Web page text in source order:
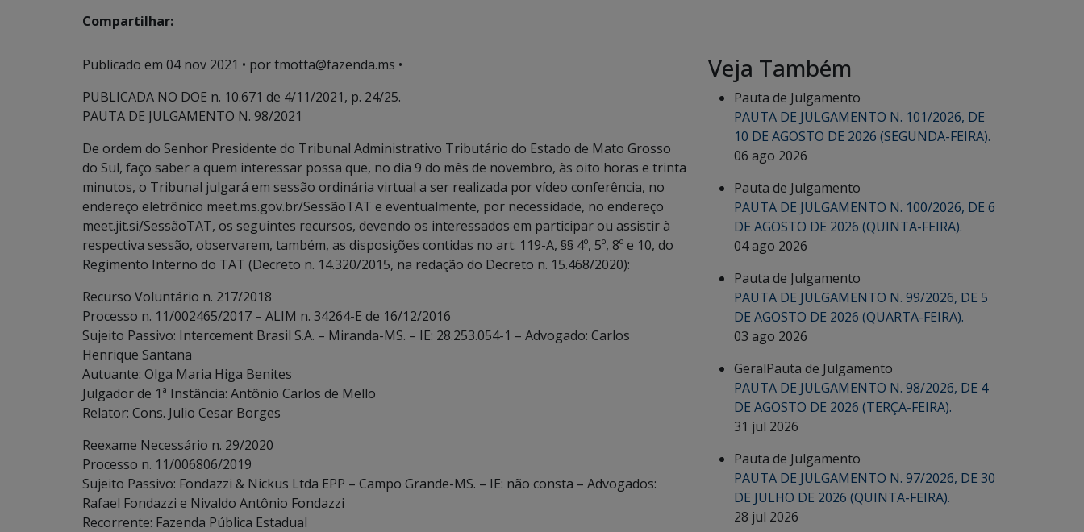
Compartilhar:
Publicado em 04 nov 2021 • por tmotta@fazenda.ms •
PUBLICADA NO DOE n. 10.671 de 4/11/2021, p. 24/25.
PAUTA DE JULGAMENTO N. 98/2021
De ordem do Senhor Presidente do Tribunal Administrativo Tributário do Estado de Mato Grosso
do Sul, faço saber a quem interessar possa que, no dia 9 do mês de novembro, às oito horas e trinta
minutos, o Tribunal julgará em sessão ordinária virtual a ser realizada por vídeo conferência, no
endereço eletrônico meet.ms.gov.br/SessãoTAT e eventualmente, por necessidade, no endereço
meet.jit.si/SessãoTAT, os seguintes recursos, devendo os interessados em participar ou assistir à
respectiva sessão, observarem, também, as disposições contidas no art. 119-A, §§ 4º, 5º, 8º e 10, do
Regimento Interno do TAT (Decreto n. 14.320/2015, na redação do Decreto n. 15.468/2020):
Recurso Voluntário n. 217/2018
Processo n. 11/002465/2017 – ALIM n. 34264-E de 16/12/2016
Sujeito Passivo: Intercement Brasil S.A. – Miranda-MS. – IE: 28.253.054-1 – Advogado: Carlos
Henrique Santana
Autuante: Olga Maria Higa Benites
Julgador de 1ª Instância: Antônio Carlos de Mello
Relator: Cons. Julio Cesar Borges
Reexame Necessário n. 29/2020
Processo n. 11/006806/2019
Sujeito Passivo: Fondazzi & Nickus Ltda EPP – Campo Grande-MS. – IE: não consta – Advogados:
Rafael Fondazzi e Nivaldo Antônio Fondazzi
Recorrente: Fazenda Pública Estadual
Veja Também
Pauta de Julgamento
PAUTA DE JULGAMENTO N. 101/2026, DE
10 DE AGOSTO DE 2026 (SEGUNDA-FEIRA).
06 ago 2026
Pauta de Julgamento
PAUTA DE JULGAMENTO N. 100/2026, DE 6
DE AGOSTO DE 2026 (QUINTA-FEIRA).
04 ago 2026
Pauta de Julgamento
PAUTA DE JULGAMENTO N. 99/2026, DE 5
DE AGOSTO DE 2026 (QUARTA-FEIRA).
03 ago 2026
GeralPauta de Julgamento
PAUTA DE JULGAMENTO N. 98/2026, DE 4
DE AGOSTO DE 2026 (TERÇA-FEIRA).
31 jul 2026
Pauta de Julgamento
PAUTA DE JULGAMENTO N. 97/2026, DE 30
DE JULHO DE 2026 (QUINTA-FEIRA).
28 jul 2026